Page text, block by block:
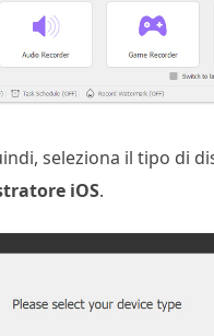
seleziona il tipo di
iOS.